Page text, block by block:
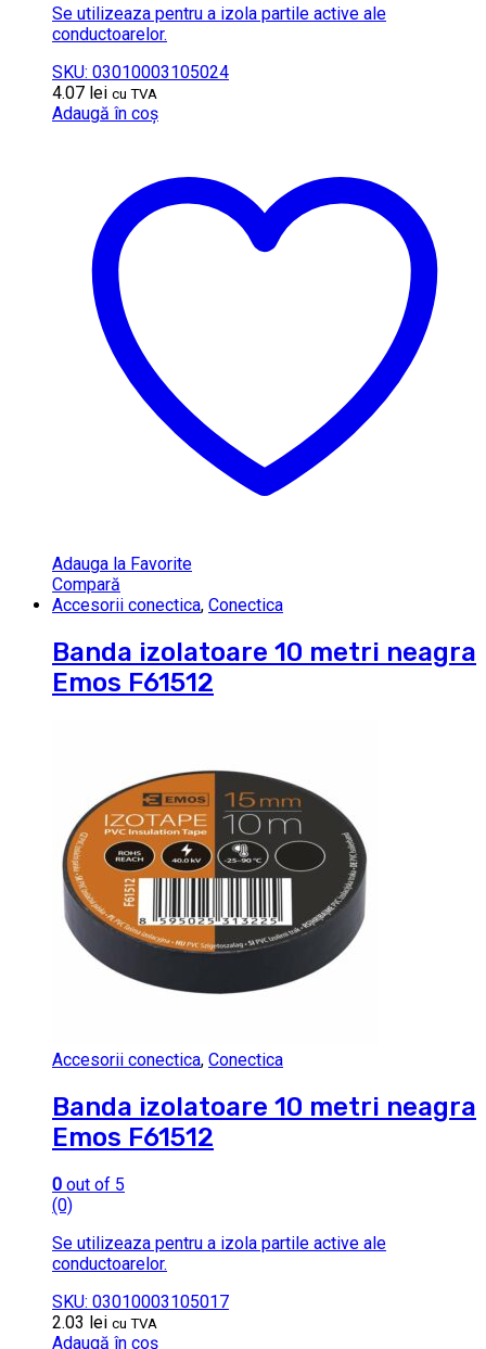
Se utilizeaza pentru a izola partile active ale
conductoarelor.
SKU: 03010003105024
4.07 lei cu TVA
Adaugă în coș
Adauga la Favorite
Compară
Accesorii conectica, Conectica
Banda izolatoare 10 metri neagra
Emos F61512
Accesorii conectica, Conectica
Banda izolatoare 10 metri neagra
Emos F61512
0 out of 5
(0)
Se utilizeaza pentru a izola partile active ale
conductoarelor.
SKU: 03010003105017
2.03 lei cu TVA
Adaugă în coș